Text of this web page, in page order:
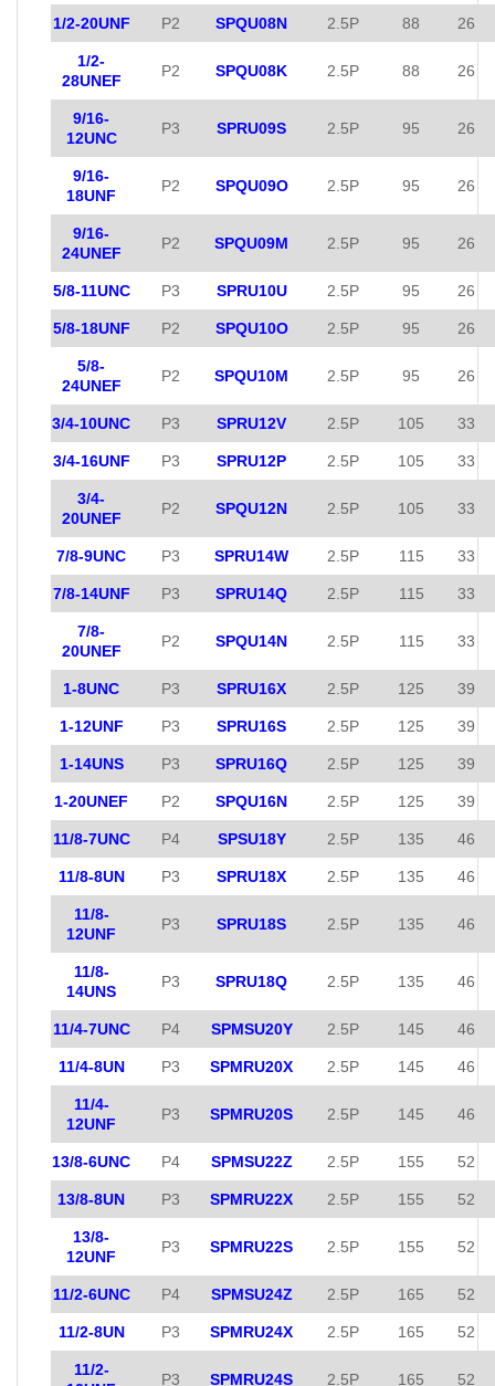
1/2-20UNF P2 SPQU08N 2.5P 88 26
1/2-
28UNEF
P2 SPQU08K 2.5P 88 26
9/16-
12UNC
P3 SPRU09S 2.5P 95 26
9/16-
18UNF
P2 SPQU09O 2.5P 95 26
9/16-
24UNEF
P2 SPQU09M 2.5P 95 26
5/8-11UNC P3 SPRU10U 2.5P 95 26
5/8-18UNF P2 SPQU10O 2.5P 95 26
5/8-
24UNEF
P2 SPQU10M 2.5P 95 26
3/4-10UNC P3 SPRU12V 2.5P 105 33
3/4-16UNF P3 SPRU12P 2.5P 105 33
3/4-
20UNEF
P2 SPQU12N 2.5P 105 33
7/8-9UNC P3 SPRU14W 2.5P 115 33
7/8-14UNF P3 SPRU14Q 2.5P 115 33
7/8-
20UNEF
P2 SPQU14N 2.5P 115 33
1-8UNC P3 SPRU16X 2.5P 125 39
1-12UNF P3 SPRU16S 2.5P 125 39
1-14UNS P3 SPRU16Q 2.5P 125 39
1-20UNEF P2 SPQU16N 2.5P 125 39
11/8-7UNC P4 SPSU18Y 2.5P 135 46
11/8-8UN P3 SPRU18X 2.5P 135 46
11/8-
12UNF
P3 SPRU18S 2.5P 135 46
11/8-
14UNS
P3 SPRU18Q 2.5P 135 46
11/4-7UNC P4 SPMSU20Y 2.5P 145 46
11/4-8UN P3 SPMRU20X 2.5P 145 46
11/4-
12UNF
P3 SPMRU20S 2.5P 145 46
13/8-6UNC P4 SPMSU22Z 2.5P 155 52
13/8-8UN P3 SPMRU22X 2.5P 155 52
13/8-
12UNF
P3 SPMRU22S 2.5P 155 52
11/2-6UNC P4 SPMSU24Z 2.5P 165 52
11/2-8UN P3 SPMRU24X 2.5P 165 52
11/2-
P3 SPMRU24S 2.5P 165 52